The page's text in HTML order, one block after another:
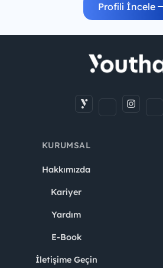
Profili İncele
KURUMSAL
Hakkımızda
Kariyer
Yardım
E-Book
İletişime Geçin